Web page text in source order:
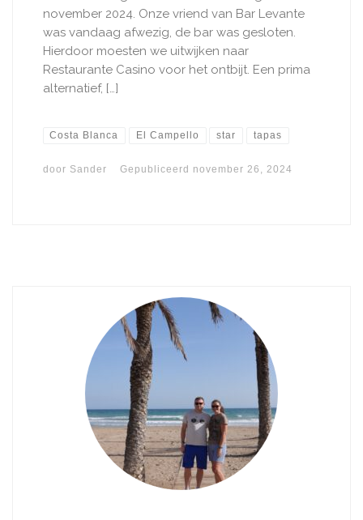
november 2024. Onze vriend van Bar Levante
was vandaag afwezig, de bar was gesloten.
Hierdoor moesten we uitwijken naar
Restaurante Casino voor het ontbijt. Een prima
alternatief, […]
Costa Blanca El Campello star tapas
door Sander Gepubliceerd november 26, 2024